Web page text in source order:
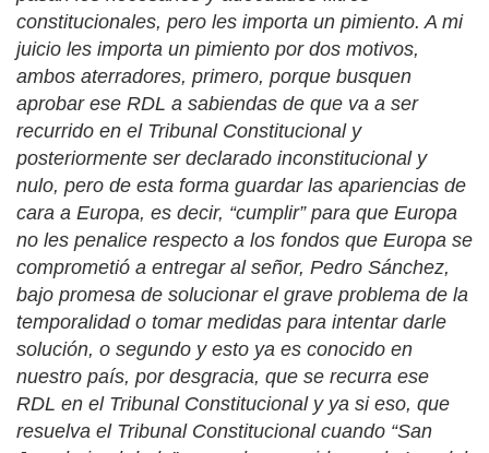
constitucionales, pero les importa un pimiento. A mi
juicio les importa un pimiento por dos motivos,
ambos aterradores, primero, porque busquen
aprobar ese RDL a sabiendas de que va a ser
recurrido en el Tribunal Constitucional y
posteriormente ser declarado inconstitucional y
nulo, pero de esta forma guardar las apariencias de
cara a Europa, es decir, “cumplir” para que Europa
no les penalice respecto a los fondos que Europa se
comprometió a entregar al señor, Pedro Sánchez,
bajo promesa de solucionar el grave problema de la
temporalidad o tomar medidas para intentar darle
solución, o segundo y esto ya es conocido en
nuestro país, por desgracia, que se recurra ese
RDL en el Tribunal Constitucional y ya si eso, que
resuelva el Tribunal Constitucional cuando “San